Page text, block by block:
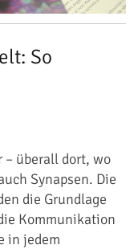
So
– überall dort, wo
Synapsen. Die
die Grundlage
Kommunikation
in jedem